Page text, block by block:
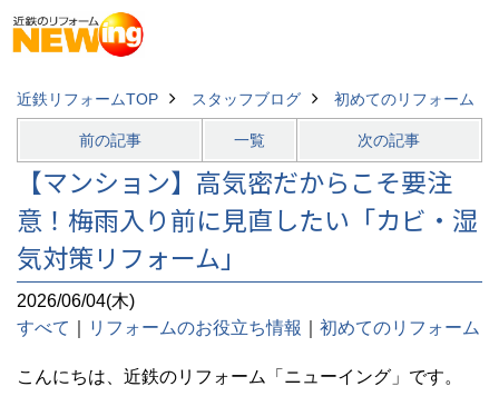
近鉄リフォームTOP スタッフブログ 初めてのリフォーム
前の記事 一覧 次の記事
【マンション】高気密だからこそ要注
意！梅雨入り前に見直したい「カビ・湿
気対策リフォーム」
2026/06/04(木)
すべて
リフォームのお役立ち情報 初めてのリフォーム
こんにちは、近鉄のリフォーム「ニューイング」です。